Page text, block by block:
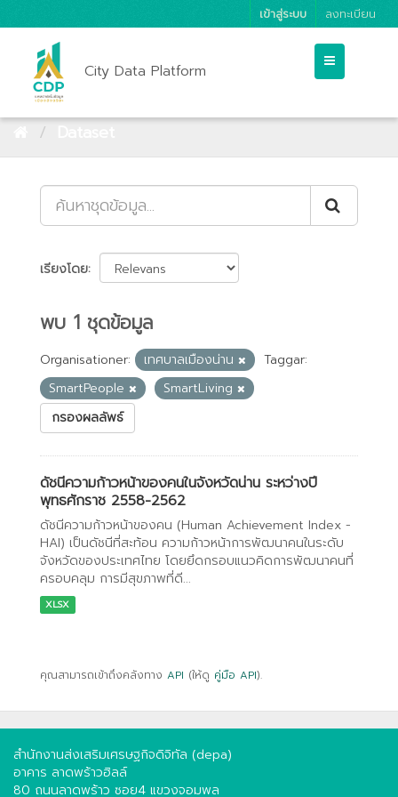
เข้าสู่ระบบ ลงทะเบียน
City Data Platform
เรียงโดย
พบ 1 ชุดข้อมูล
Organisationer: เทศบาลเมืองน่าน
Taggar:
SmartPeople
SmartLiving
กรองผลลัพธ์
ดัชนีความก้าวหน้าของคนในจังหวัดน่าน ระหว่างปี
พุทธศักราช 2558-2562
ดัชนีความก้าวหน้าของคน (Human Achievement Index -
HAI) เป็นดัชนีที่สะท้อน ความก้าวหน้าการพัฒนาคนในระดับ
จังหวัดของประเทศไทย โดยยึดกรอบแนวคิดการพัฒนาคนที่
ครอบคลุม การมีสุขภาพที่ดี...
XLSX
คุณสามารถเข้าถึงคลังทาง API (ให้ดู คู่มือ API).
สำนักงานส่งเสริมเศรษฐกิจดิจิทัล (depa)
อาคาร ลาดพร้าวฮิลล์
80 ถนนลาดพร้าว ซอย4 แขวงจอมพล